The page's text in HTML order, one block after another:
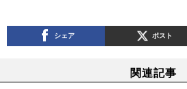
シェア ポスト
関連記事